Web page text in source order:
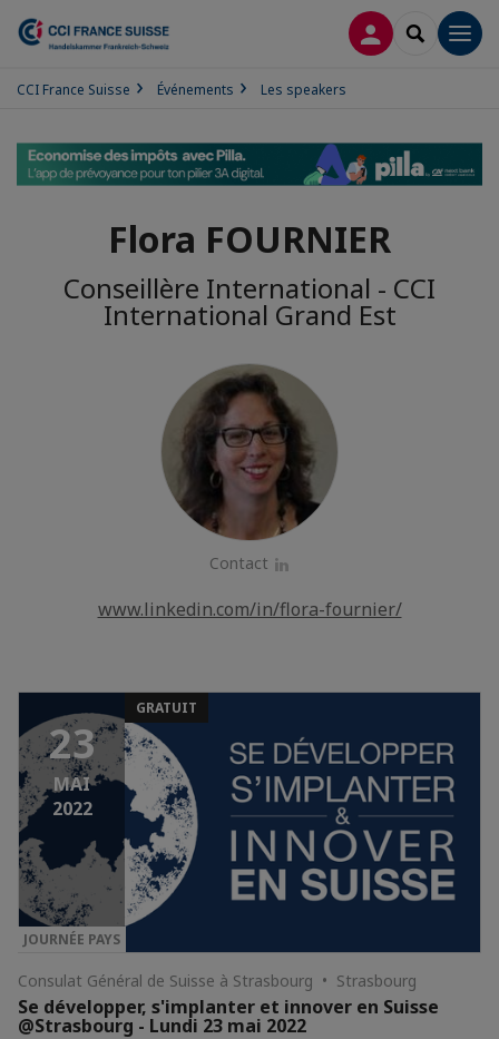
CONNEXION
CCI France Suisse Événements Les speakers
Flora FOURNIER
Conseillère International - CCI
International Grand Est
Contact
www.linkedin.com/in/flora-fournier/
23
MAI
2022
GRATUIT
JOURNÉE PAYS
Consulat Général de Suisse à Strasbourg • Strasbourg
Se développer, s'implanter et innover en Suisse
@Strasbourg - Lundi 23 mai 2022